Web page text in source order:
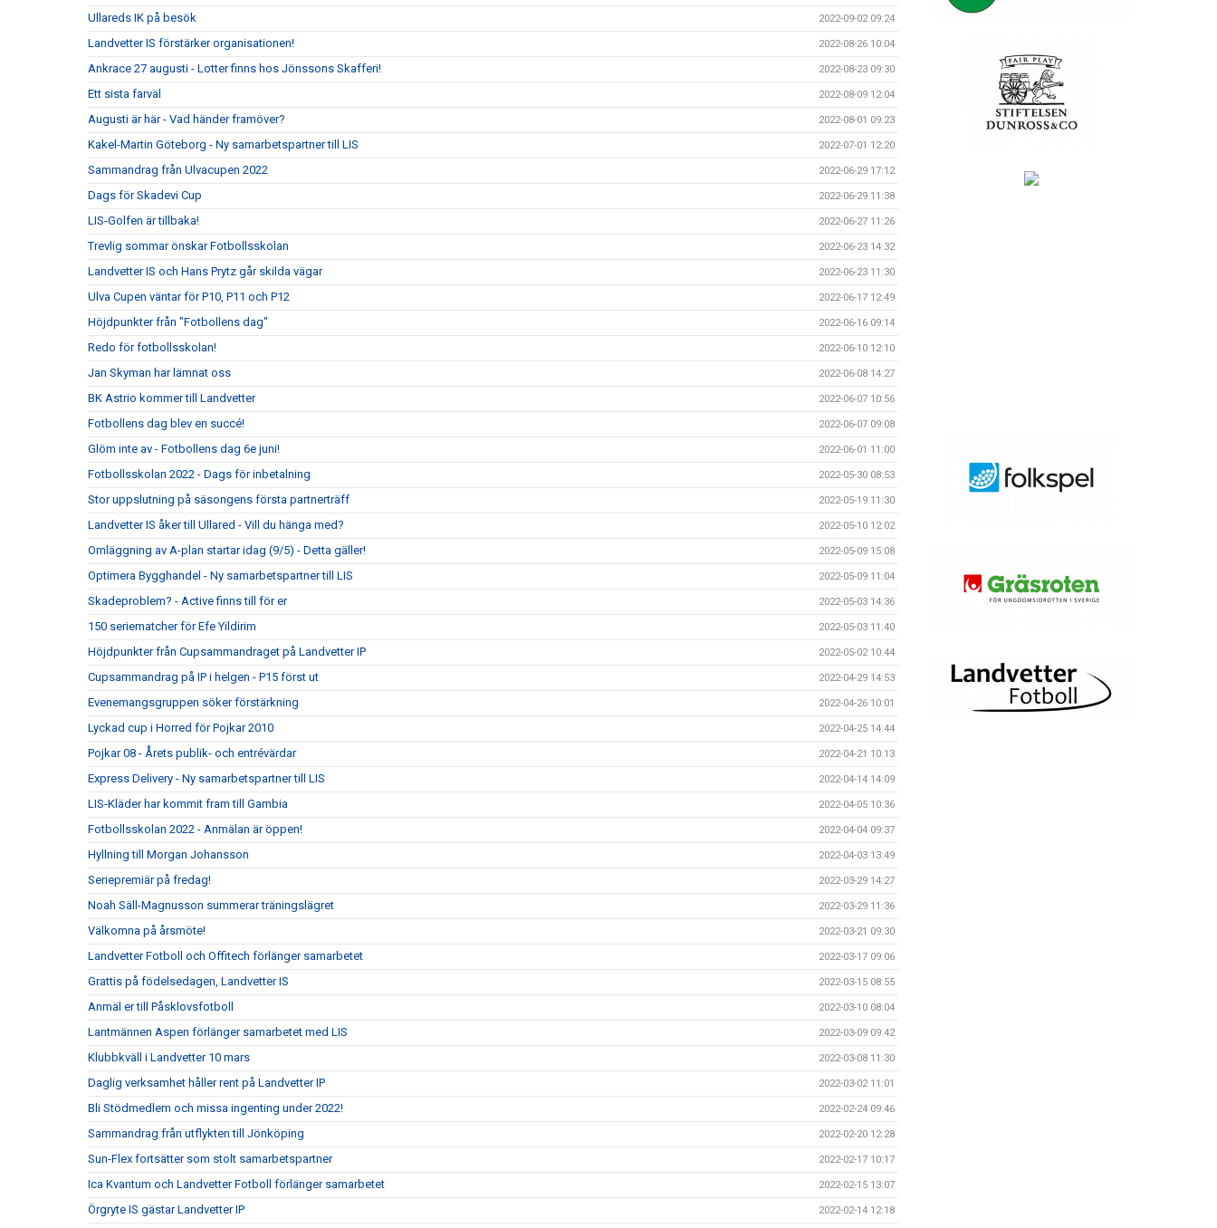
Ullareds IK på besök 2022-09-02 09:24
Landvetter IS förstärker organisationen! 2022-08-26 10:04
Ankrace 27 augusti - Lotter finns hos Jönssons Skafferi! 2022-08-23 09:30
Ett sista farväl 2022-08-09 12:04
Augusti är här - Vad händer framöver? 2022-08-01 09:23
Kakel-Martin Göteborg - Ny samarbetspartner till LIS 2022-07-01 12:20
Sammandrag från Ulvacupen 2022 2022-06-29 17:12
Dags för Skadevi Cup 2022-06-29 11:38
LIS-Golfen är tillbaka! 2022-06-27 11:26
Trevlig sommar önskar Fotbollsskolan 2022-06-23 14:32
Landvetter IS och Hans Prytz går skilda vägar 2022-06-23 11:30
Ulva Cupen väntar för P10, P11 och P12 2022-06-17 12:49
Höjdpunkter från "Fotbollens dag" 2022-06-16 09:14
Redo för fotbollsskolan! 2022-06-10 12:10
Jan Skyman har lämnat oss 2022-06-08 14:27
BK Astrio kommer till Landvetter 2022-06-07 10:56
Fotbollens dag blev en succé! 2022-06-07 09:08
Glöm inte av - Fotbollens dag 6e juni! 2022-06-01 11:00
Fotbollsskolan 2022 - Dags för inbetalning 2022-05-30 08:53
Stor uppslutning på säsongens första partnerträff 2022-05-19 11:30
Landvetter IS åker till Ullared - Vill du hänga med? 2022-05-10 12:02
Omläggning av A-plan startar idag (9/5) - Detta gäller! 2022-05-09 15:08
Optimera Bygghandel - Ny samarbetspartner till LIS 2022-05-09 11:04
Skadeproblem? - Active finns till för er 2022-05-03 14:36
150 seriematcher för Efe Yildirim 2022-05-03 11:40
Höjdpunkter från Cupsammandraget på Landvetter IP 2022-05-02 10:44
Cupsammandrag på IP i helgen - P15 först ut 2022-04-29 14:53
Evenemangsgruppen söker förstärkning 2022-04-26 10:01
Lyckad cup i Horred för Pojkar 2010 2022-04-25 14:44
Pojkar 08 - Årets publik- och entrévärdar 2022-04-21 10:13
Express Delivery - Ny samarbetspartner till LIS 2022-04-14 14:09
LIS-Kläder har kommit fram till Gambia 2022-04-05 10:36
Fotbollsskolan 2022 - Anmälan är öppen! 2022-04-04 09:37
Hyllning till Morgan Johansson 2022-04-03 13:49
Seriepremiär på fredag! 2022-03-29 14:27
Noah Säll-Magnusson summerar träningslägret 2022-03-29 11:36
Välkomna på årsmöte! 2022-03-21 09:30
Landvetter Fotboll och Offitech förlänger samarbetet 2022-03-17 09:06
Grattis på födelsedagen, Landvetter IS 2022-03-15 08:55
Anmäl er till Påsklovsfotboll 2022-03-10 08:04
Lantmännen Aspen förlänger samarbetet med LIS 2022-03-09 09:42
Klubbkväll i Landvetter 10 mars 2022-03-08 11:30
Daglig verksamhet håller rent på Landvetter IP 2022-03-02 11:01
Bli Stödmedlem och missa ingenting under 2022! 2022-02-24 09:46
Sammandrag från utflykten till Jönköping 2022-02-20 12:28
Sun-Flex fortsätter som stolt samarbetspartner 2022-02-17 10:17
Ica Kvantum och Landvetter Fotboll förlänger samarbetet 2022-02-15 13:07
Örgryte IS gästar Landvetter IP 2022-02-14 12:18